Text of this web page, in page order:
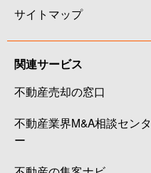
サイトマップ
関連サービス
不動産売却の窓口
不動産業界M&A相談センタ
ー